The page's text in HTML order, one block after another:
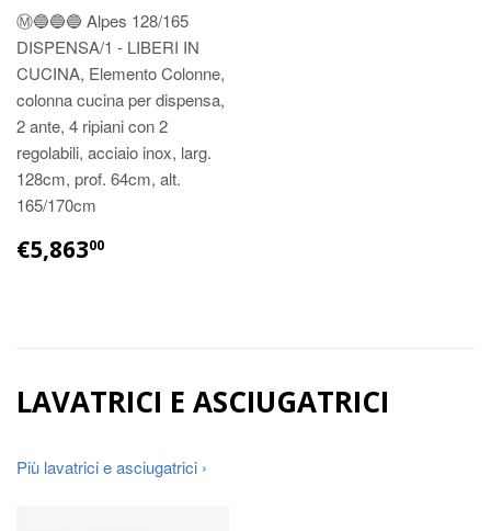
Ⓜ️🔵🔵🔵 Alpes 128/165
DISPENSA/1 - LIBERI IN
CUCINA, Elemento Colonne,
colonna cucina per dispensa,
2 ante, 4 ripiani con 2
regolabili, acciaio inox, larg.
128cm, prof. 64cm, alt.
165/170cm
€5,86300
LAVATRICI E ASCIUGATRICI
Più lavatrici e asciugatrici ›